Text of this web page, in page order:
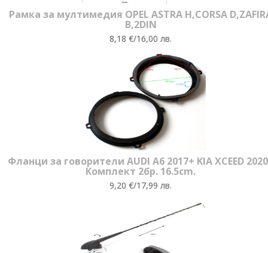
Рамка за мултимедия OPEL ASTRA H,CORSA
B,2DIN
8,18 €/16,00 лв.
Фланци за говорители AUDI A6 2017+ KIA XCEED
Комплект 2бр. 16.5cm.
9,20 €/17,99 лв.